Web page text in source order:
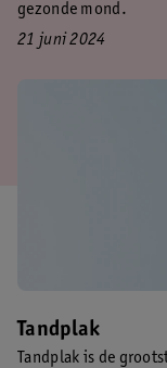
gezonde mond.
21 juni 2024
Tandplak
Tandplak is de